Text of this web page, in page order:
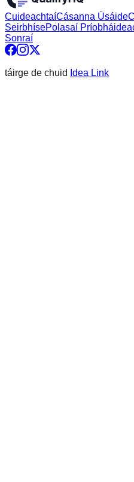
CuideachtaíCásanna Úsáide
SeirbhísePolasaí
Sonraí
táirge de chuid Idea Link